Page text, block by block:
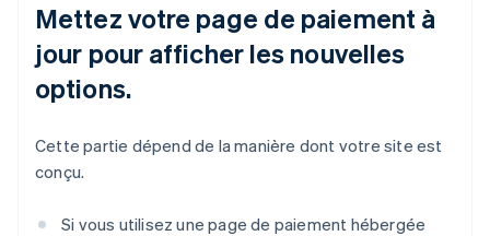
Mettez votre page de paiement à
jour pour afficher les nouvelles
options.
Cette partie dépend de la manière dont votre site est
conçu.
Si vous utilisez une page de paiement hébergée